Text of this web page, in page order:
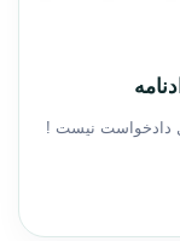
دادخواست نیست !